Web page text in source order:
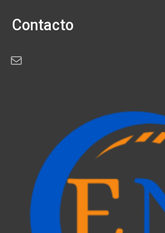
Contacto
Correo electrónico